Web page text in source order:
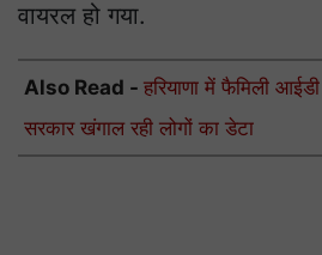
वायरल हो गया.
Also Read - हरियाणा में फैमिली
सरकार खंगाल रही लोगों का डेटा